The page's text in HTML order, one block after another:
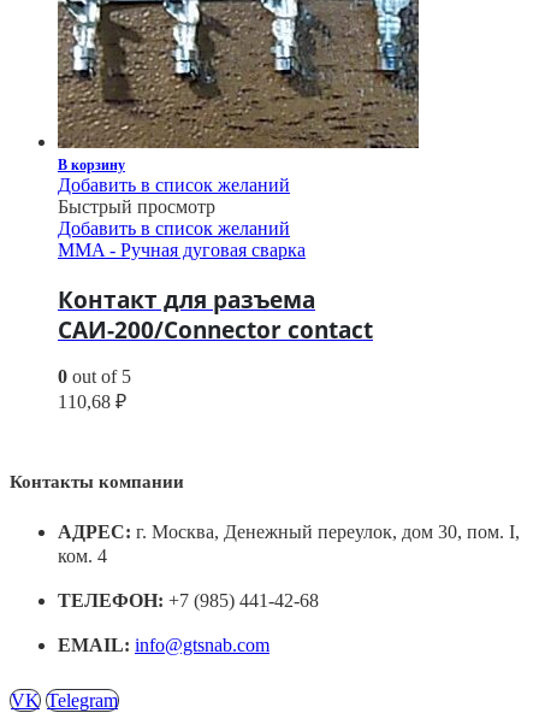
В корзину
Добавить в список желаний
Быстрый просмотр
Добавить в список желаний
MMA - Ручная дуговая сварка
Контакт для разъема
САИ-200/Connector contact
0 out of 5
110,68 ₽
Контакты компании
АДРЕС: г. Москва, Денежный переулок, дом 30, пом. I,
ком. 4
ТЕЛЕФОН: +7 (985) 441-42-68
EMAIL: info@gtsnab.com
VK Telegram